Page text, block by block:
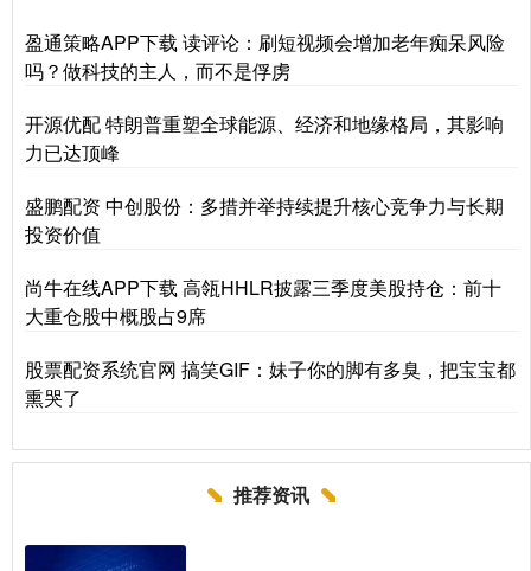
盈通策略APP下载 读评论：刷短视频会增加老年痴呆风险
吗？做科技的主人，而不是俘虏
开源优配 特朗普重塑全球能源、经济和地缘格局，其影响
力已达顶峰
盛鹏配资 中创股份：多措并举持续提升核心竞争力与长期
投资价值
尚牛在线APP下载 高瓴HHLR披露三季度美股持仓：前十
大重仓股中概股占9席
股票配资系统官网 搞笑GIF：妹子你的脚有多臭，把宝宝都
熏哭了
推荐资讯